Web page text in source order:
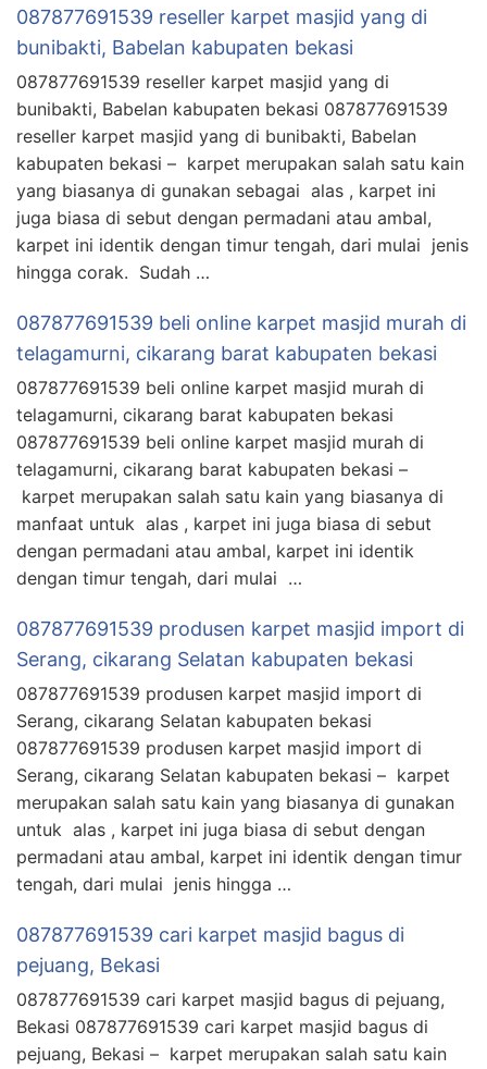
087877691539 reseller karpet masjid yang di
bunibakti, Babelan kabupaten bekasi
087877691539 reseller karpet masjid yang di
bunibakti, Babelan kabupaten bekasi 087877691539
reseller karpet masjid yang di bunibakti, Babelan
kabupaten bekasi – karpet merupakan salah satu kain
yang biasanya di gunakan sebagai alas , karpet ini
juga biasa di sebut dengan permadani atau ambal,
karpet ini identik dengan timur tengah, dari mulai jenis
hingga corak. Sudah …
087877691539 beli online karpet masjid murah di
telagamurni, cikarang barat kabupaten bekasi
087877691539 beli online karpet masjid murah di
telagamurni, cikarang barat kabupaten bekasi
087877691539 beli online karpet masjid murah di
telagamurni, cikarang barat kabupaten bekasi –
karpet merupakan salah satu kain yang biasanya di
manfaat untuk alas , karpet ini juga biasa di sebut
dengan permadani atau ambal, karpet ini identik
dengan timur tengah, dari mulai …
087877691539 produsen karpet masjid import di
Serang, cikarang Selatan kabupaten bekasi
087877691539 produsen karpet masjid import di
Serang, cikarang Selatan kabupaten bekasi
087877691539 produsen karpet masjid import di
Serang, cikarang Selatan kabupaten bekasi – karpet
merupakan salah satu kain yang biasanya di gunakan
untuk alas , karpet ini juga biasa di sebut dengan
permadani atau ambal, karpet ini identik dengan timur
tengah, dari mulai jenis hingga …
087877691539 cari karpet masjid bagus di
pejuang, Bekasi
087877691539 cari karpet masjid bagus di pejuang,
Bekasi 087877691539 cari karpet masjid bagus di
pejuang, Bekasi – karpet merupakan salah satu kain